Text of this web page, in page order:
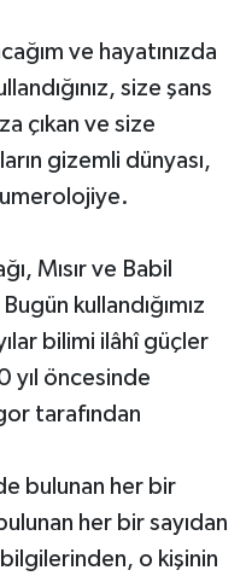
ve hayatınızda
size şans
çıkan ve size
gizemli dünyası,
Mısır ve Babil
kullandığımız
bilimi ilâhî güçler
yıl öncesinde
tarafından
bulunan her bir
her bir sayıdan
o kişinin